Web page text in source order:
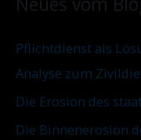
a
c
h
Pflichtdienst als
Analyse zum
Die Erosion des
Die Binnenerosion
r
i
e